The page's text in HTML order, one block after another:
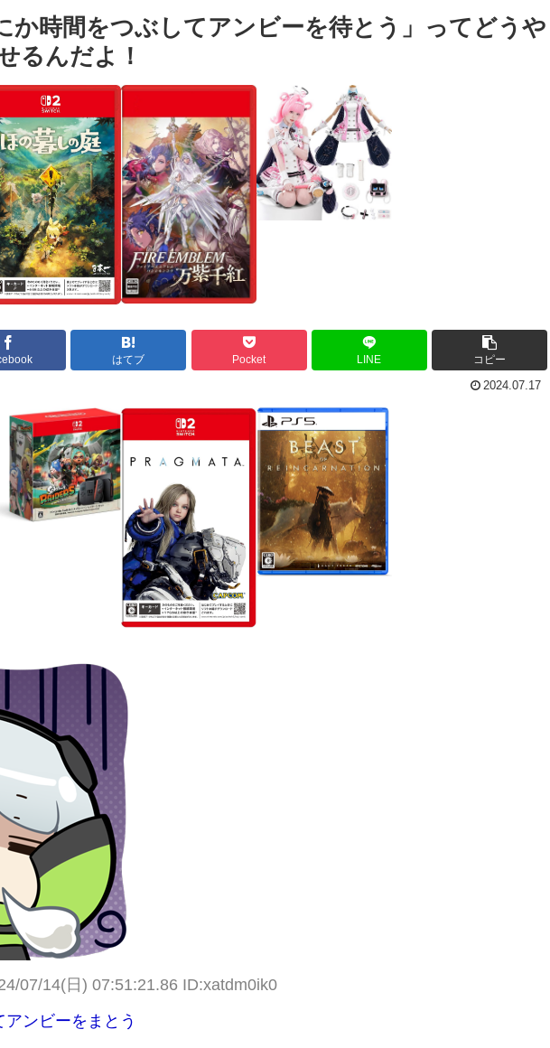
か時間をつぶしてアンビーを待とう」ってどうや
るんだよ！
はてブ Pocket LINE コピー
2024.07.17
07/14(日) 07:51:21.86 ID:xatdm0ik0
ンビーをまとう